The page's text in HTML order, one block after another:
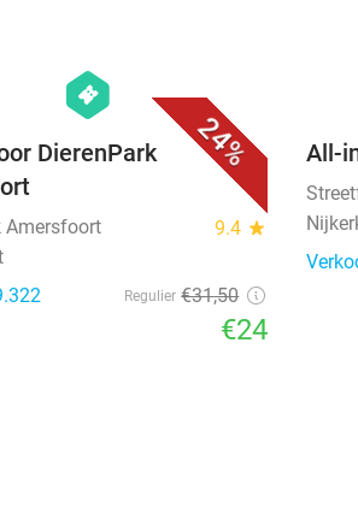
24%
hexagon
events
DierenPark
Amersfoort 9.4 star
Regulier €31,50
€24
All-